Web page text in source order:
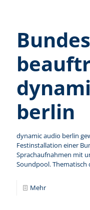
berlin
dynamic audio berlin
Festinstallation einer
Sprachaufnahmen mit
Soundpool. Thematisch
Mehr